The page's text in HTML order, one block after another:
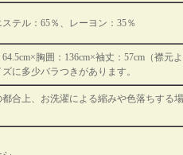
テル：65％、レーヨン：35％
胸囲：136cm×袖丈：57cm（襟元
に多少バラつきがあります。
都合上、お洗濯による縮みや色落ちする